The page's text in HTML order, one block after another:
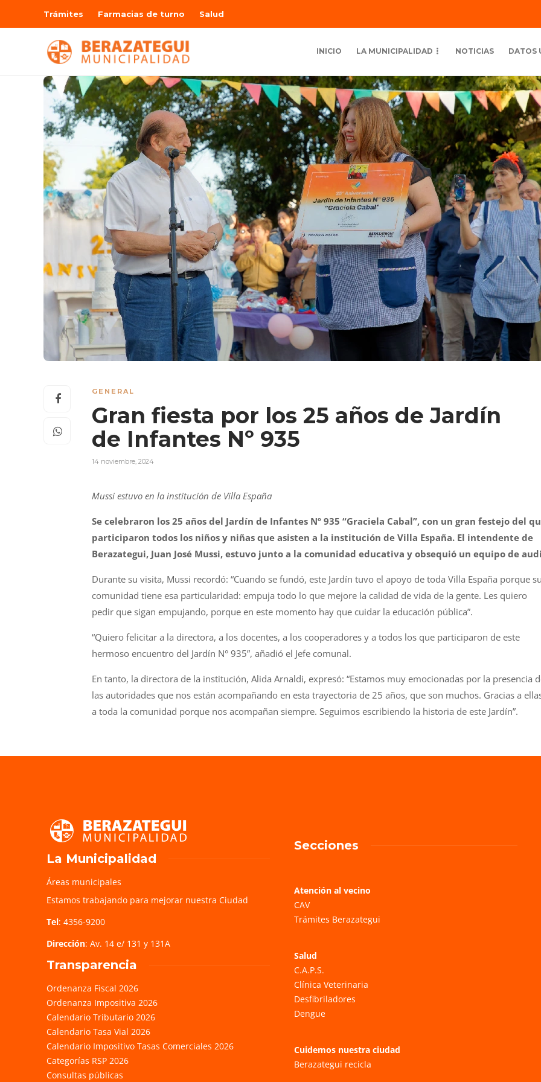
Trámites Farmacias de turno Salud
INICIO LA MUNICIPALIDAD NOTICIAS DATOS
GENERAL
Gran fiesta por los 25 años de Jardín
de Infantes Nº 935
14 noviembre, 2024
Mussi estuvo en la institución de Villa España
Se celebraron los 25 años del Jardín de Infantes Nº 935 “Graciela Cabal”, con un gran festejo del
participaron todos los niños y niñas que asisten a la institución de Villa España. El intendente de
Berazategui, Juan José Mussi, estuvo junto a la comunidad educativa y obsequió un equipo de
Durante su visita, Mussi recordó: “Cuando se fundó, este Jardín tuvo el apoyo de toda Villa España porque
comunidad tiene esa particularidad: empuja todo lo que mejore la calidad de vida de la gente. Les quiero
pedir que sigan empujando, porque en este momento hay que cuidar la educación pública”.
“Quiero felicitar a la directora, a los docentes, a los cooperadores y a todos los que participaron de este
hermoso encuentro del Jardín N° 935”, añadió el Jefe comunal.
En tanto, la directora de la institución, Alida Arnaldi, expresó: “Estamos muy emocionadas por la presencia
las autoridades que nos están acompañando en esta trayectoria de 25 años, que son muchos. Gracias a
a toda la comunidad porque nos acompañan siempre. Seguimos escribiendo la historia de este Jardín”.
La Municipalidad
Áreas municipales
Estamos trabajando para mejorar nuestra Ciudad
Tel: 4356-9200
Dirección: Av. 14 e/ 131 y 131A
Transparencia
Ordenanza Fiscal 2026
Ordenanza Impositiva 2026
Calendario Tributario 2026
Calendario Tasa Vial 2026
Calendario Impositivo Tasas Comerciales 2026
Categorías RSP 2026
Consultas públicas
Secciones
Atención al vecino
CAV
Trámites Berazategui
Salud
C.A.P.S.
Clínica Veterinaria
Desfibriladores
Dengue
Cuidemos nuestra ciudad
Berazategui recicla